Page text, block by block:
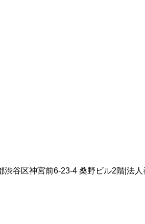
渋谷区神宮前6-23-4 桑野ビル2階 法人